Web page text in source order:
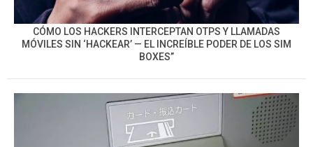
CÓMO LOS HACKERS INTERCEPTAN OTPS Y LLAMADAS
MÓVILES SIN ‘HACKEAR’ — EL INCREÍBLE PODER DE LOS SIM
BOXES”